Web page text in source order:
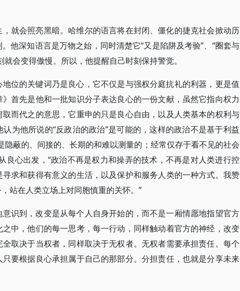
就会照亮黑暗。哈维尔的语言将在封闭、僵化的捷克社会掀动历
他深知语言是万物之始，同时清楚它“又是陷阱及考验”、“圈套与
会变得傲慢。所以，他提醒自己时刻保持警觉。
位的关键词乃是良心，它不仅是与强权分庭抗礼的利器，更是值
首先是他和一批知识分子表达良心的一份文献，虽然它指向权力
而代之的意思，它重申的只是良心自由，以及人类基本的权利与
为他所说的“反政治的政治”是可能的，这样的政治不是基于利益
隐蔽的、间接的、长期的和难以测量的；经常仅存于看不见的社会
良心出发，“政治不再是权力和操弄的技术，不再是对人类进行控
求和获得有意义的生活，以及保护和服务人类的一种方式。我赞
站在人类立场上对同胞慎重的关怀。”
识到，改变是从每个人自身开始的，而不是一厢情愿地指望官方
中，他们的每一思考，每一行动，同样触动着官方的神经，改变
取决于当权者，同样取决于无权者。无权者需要承担责任。每个
要根据良心承担属于自己的那部分。分担责任，也就是分享未来